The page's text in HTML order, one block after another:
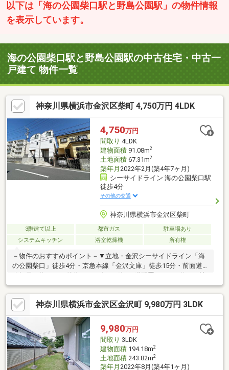
以下は「海の公園柴口駅と野島公園駅」の物件情報
を表示しています。
海の公園柴口駅と野島公園駅の中古住宅・中古一
戸建て 物件一覧
神奈川県横浜市金沢区柴町 4,750万円 4LDK
4,750万円
間取り 4LDK
建物面積91.08m2
土地面積67.31m2
築年月 2022年2月(築4年7ヶ月)
シーサイドライン 海の公園柴口駅
徒歩4分
その他の交通
神奈川県横浜市金沢区柴町
3階建て以上 都市ガス
駐車場あり
システムキッチン
浴室乾燥機 所有権
－物件のおすすめポイント－▼立地・金沢シーサイドライン「海
の公園柴口」徒歩4分・京急本線「金沢文庫」徒歩15分・前面道
路幅員は約6.5m▼特徴・2022年2月築・2階配置のLDKは約16.5帖
の広さ・食洗機・浄水器付の対面式キッチン・浴室は1坪タイプ、
浴室換気乾燥機付・家族の交流が増えるリビング階段・2か所にバ
ルコニー有・駐車スペース有(車種による)▼周辺環境・エコス
TAIRAYA八景島店 徒歩7分(約550m)・文庫小学校 徒歩8分(約
600m)■ ご希望の住まい探しをお手伝いします ━━━━━・・・
物件の詳細・ご相談はお気軽にお問い合わせください。
神奈川県横浜市金沢区金沢町 9,980万円 3LDK
9,980万円
間取り 3LDK
建物面積194.18m2
土地面積243.82m2
築年月 2022年8月(築4年1ヶ月)